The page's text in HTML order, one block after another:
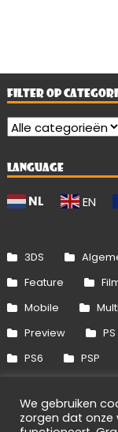
FILTER OP
LANGUAGE
NL EN
3DS
Feature
Mobile
Preview
PS6
PSP
Xbox 360
We gebruiken
zorgen dat